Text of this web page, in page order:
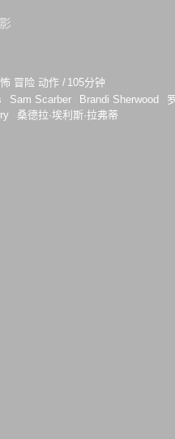
冒险 动作 / 105分钟
Sam Scarber Brandi Sherwood
桑德拉·埃利斯·拉弗蒂